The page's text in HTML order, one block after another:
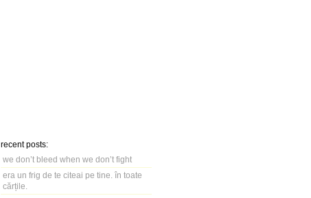
recent posts:
we don’t bleed when we don’t fight
era un frig de te citeai pe tine. în toate
cărțile.